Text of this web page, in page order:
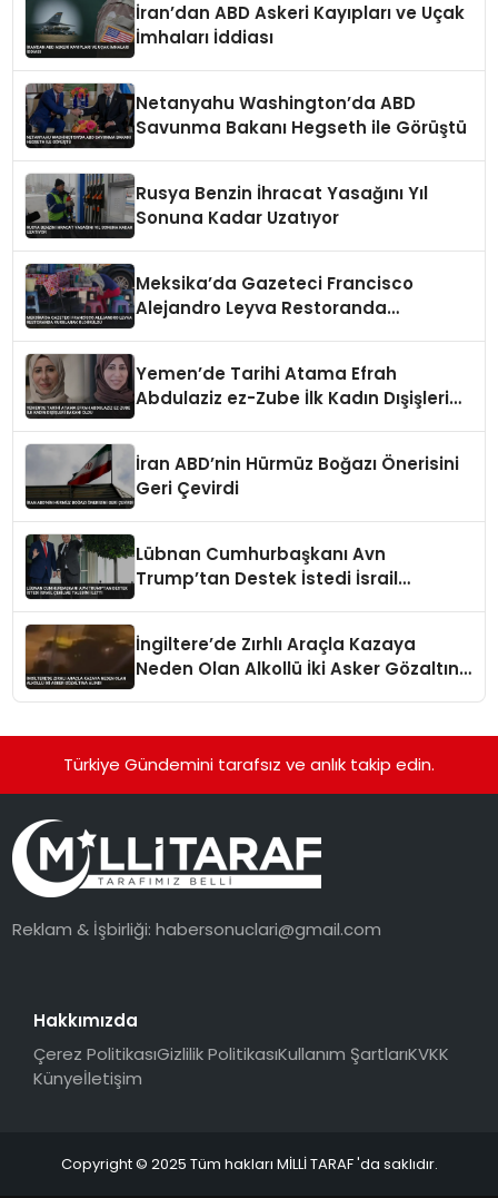
İran’dan ABD Askeri Kayıpları ve Uçak
İmhaları İddiası
Netanyahu Washington’da ABD
Savunma Bakanı Hegseth ile Görüştü
Rusya Benzin İhracat Yasağını Yıl
Sonuna Kadar Uzatıyor
Meksika’da Gazeteci Francisco
Alejandro Leyva Restoranda
Yemen’de Tarihi Atama Efrah
Abdulaziz ez-Zube İlk Kadın Dışişleri
İran ABD’nin Hürmüz Boğazı Önerisini
Geri Çevirdi
Lübnan Cumhurbaşkanı Avn
Trump’tan Destek İstedi İsrail
İngiltere’de Zırhlı Araçla Kazaya
Neden Olan Alkollü İki Asker Gözaltına
Türkiye Gündemini tarafsız ve anlık takip edin.
Reklam & İşbirliği:habersonuclari@gmail.com
Hakkımızda
Çerez PolitikasıGizlilik PolitikasıKullanım ŞartlarıKVKK
Künyeİletişim
Copyright © 2025 Tüm hakları MİLLİ TARAF 'da saklıdır.